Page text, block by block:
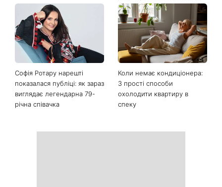
Софія Ротару нарешті
показалася публіці: як зараз
виглядає легендарна 79-
річна співачка
Коли немає кондиціонера:
3 прості способи
охолодити квартиру в
спеку